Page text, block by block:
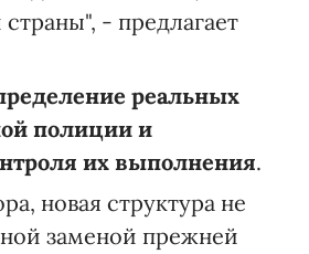
- предлагает
реальных
полиции и
их выполнения.
новая структура не
заменой прежней